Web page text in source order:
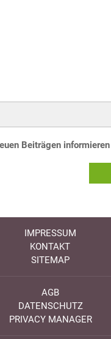
Beiträgen informieren
IMPRESSUM
KONTAKT
SITEMAP
AGB
DATENSCHUTZ
PRIVACY MANAGER